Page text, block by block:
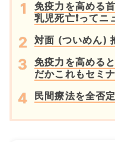
免疫力を高める
乳児死亡❗って
対面 (ついめん)
免疫力を高める
だかこれもセミ
民間療法を全否